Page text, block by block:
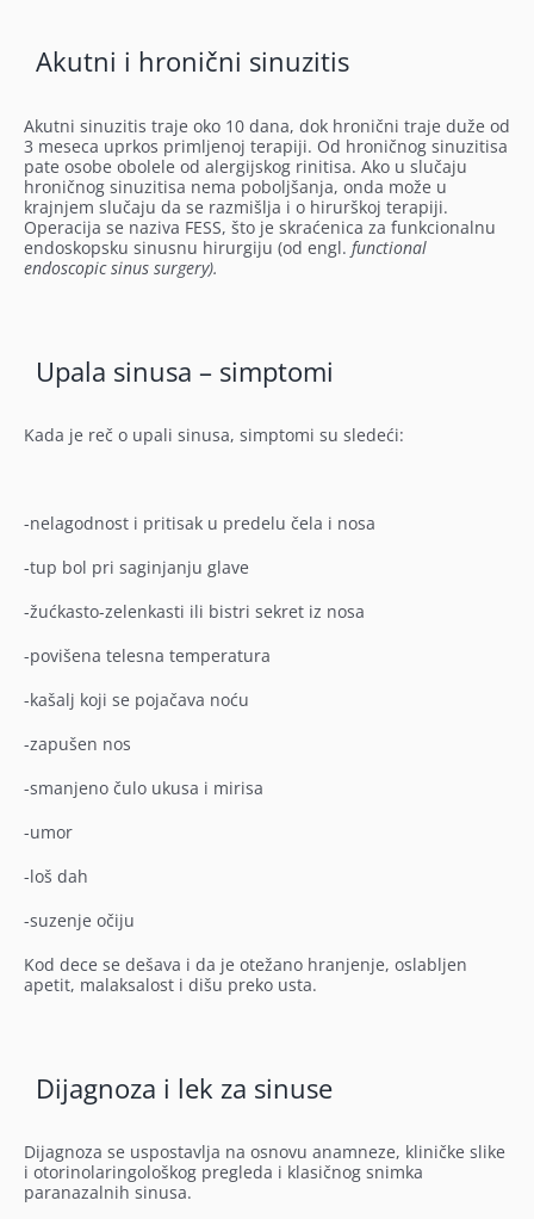
Akutni i hronični sinuzitis
Akutni sinuzitis traje oko 10 dana, dok hronični traje duže od
3 meseca uprkos primljenoj terapiji. Od hroničnog sinuzitisa
pate osobe obolele od alergijskog rinitisa. Ako u slučaju
hroničnog sinuzitisa nema poboljšanja, onda može u
krajnjem slučaju da se razmišlja i o hirurškoj terapiji.
Operacija se naziva FESS, što je skraćenica za funkcionalnu
endoskopsku sinusnu hirurgiju (od engl. functional
endoscopic sinus surgery).
Upala sinusa – simptomi
Kada je reč o upali sinusa, simptomi su sledeći:
-nelagodnost i pritisak u predelu čela i nosa
-tup bol pri saginjanju glave
-žućkasto-zelenkasti ili bistri sekret iz nosa
-povišena telesna temperatura
-kašalj koji se pojačava noću
-zapušen nos
-smanjeno čulo ukusa i mirisa
-umor
-loš dah
-suzenje očiju
Kod dece se dešava i da je otežano hranjenje, oslabljen
apetit, malaksalost i dišu preko usta.
Dijagnoza i lek za sinuse
Dijagnoza se uspostavlja na osnovu anamneze, kliničke slike
i otorinolaringološkog pregleda i klasičnog snimka
paranazalnih sinusa.